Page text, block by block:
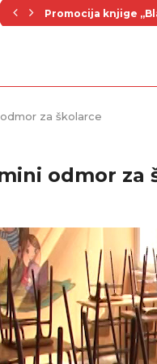
Promocija knjige
za školarce
odmor za